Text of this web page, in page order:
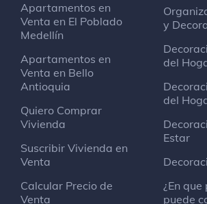
Farmacenter Drogueria
Dg.44 # 33B-19
Parque para vehículos
Tienda de ropa
Apartamentos en
Venta en El Poblado
Medellín
Apartamentos en
Venta en Bello
Antioquia
Quiero Comprar
Vivienda
Suscribir Vivienda en
Venta
Calcular Precio de
Venta
y
del
del
Estar
¿En que
puede